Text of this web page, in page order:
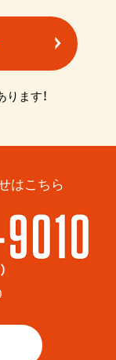
ます！
はこちら